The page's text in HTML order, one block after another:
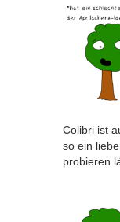
Colibri ist
so ein
probieren